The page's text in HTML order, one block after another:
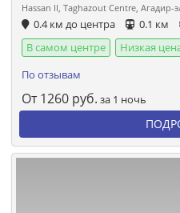
Hassan II, Taghazout Centre, Агадир-
0.4 км до центра 0.1 км
В самом центре
Низкая
По отзывам
От 1260 руб. за 1 ночь